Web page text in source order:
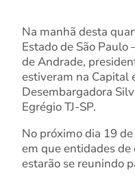
Na manhã desta
Estado de São Paulo
de Andrade,
estiveram na Capital
Desembargadora
Egrégio TJ-SP.
No próximo dia 19
em que entidades
estarão se reunindo